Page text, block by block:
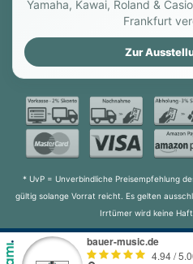
Yamaha, Kawai, Roland &
Frankfurt
Zur
* UvP = Unverbindliche Preisempfehlung
gültig solange Vorrat reicht. Es gelten
Irrtümer wird keine